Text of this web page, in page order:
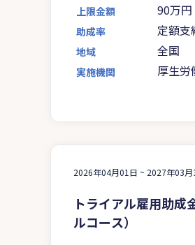
上限金額 90万円
助成率 定額支
地域 全国
実施機関 厚生労
2026年04月01日 ~ 2027年03月
トライアル雇用助成
ルコース）